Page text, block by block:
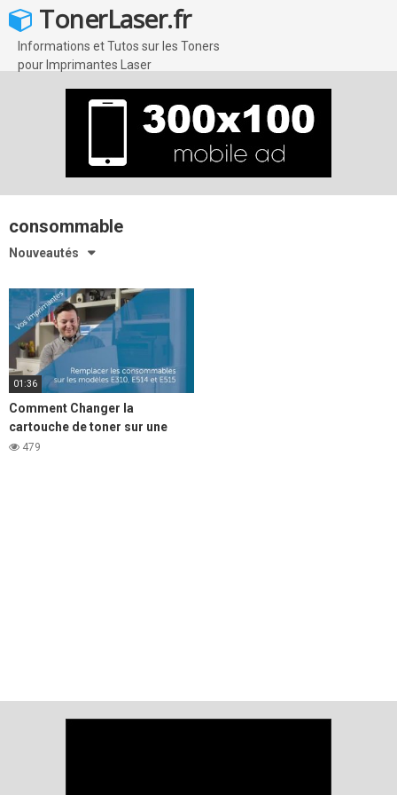
Skip
to
content
TonerLaser.fr
Informations et Tutos sur les Toners
pour Imprimantes Laser
consommable
Nouveautés
01:36
Comment Changer la
cartouche de toner sur une
imprimante Laser DELL e310,
479